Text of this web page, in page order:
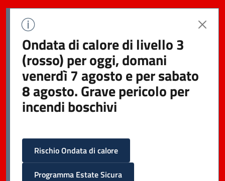
Ondata di calore di livello 3
(rosso) per oggi, domani
venerdì 7 agosto e per sabato
8 agosto. Grave pericolo per
incendi boschivi
Rischio Ondata di calore
Programma Estate Sicura